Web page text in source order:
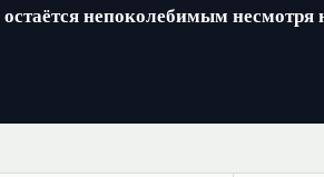
непоколебимым